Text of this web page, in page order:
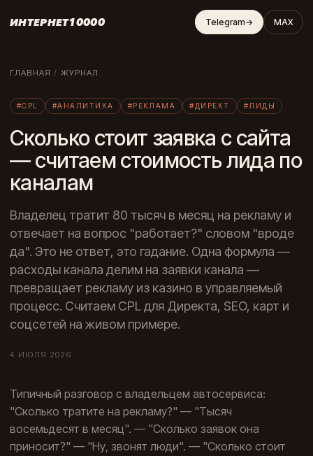
ИНТЕРНЕТ10000 Telegram→ MAX
ГЛАВНАЯ / ЖУРНАЛ
#CPL #АНАЛИТИКА #РЕКЛАМА #ДИРЕКТ #ЛИДЫ
Сколько стоит заявка с сайта
— считаем стоимость лида по
каналам
Владелец тратит 80 тысяч в месяц на рекламу и
отвечает на вопрос "работает?" словом "вроде
да". Это не ответ, это гадание. Одна формула —
расходы канала делим на заявки канала —
превращает рекламу из казино в управляемый
процесс. Считаем CPL для Директа, SEO, карт и
соцсетей на живом примере.
4 ИЮЛЯ 2026
Типичный разговор с владельцем автосервиса:
"Сколько тратите на рекламу?" — "Тысяч
восемьдесят в месяц". — "Сколько заявок она
приносит?" — "Ну, звонят люди". — "Сколько стоит